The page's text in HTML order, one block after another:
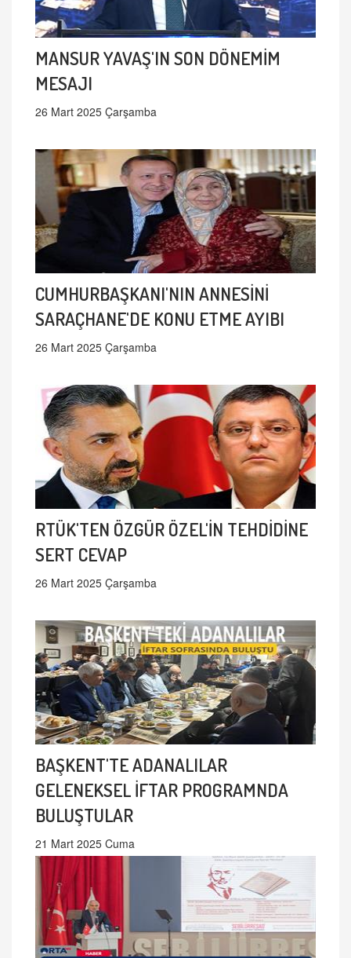
MANSUR YAVAŞ'IN SON DÖNEMİM
MESAJI
26 Mart 2025 Çarşamba
CUMHURBAŞKANI'NIN ANNESİNİ
SARAÇHANE'DE KONU ETME AYIBI
26 Mart 2025 Çarşamba
RTÜK'TEN ÖZGÜR ÖZEL'İN TEHDİDİNE
SERT CEVAP
26 Mart 2025 Çarşamba
BAŞKENT'TE ADANALILAR
GELENEKSEL İFTAR PROGRAMNDA
BULUŞTULAR
21 Mart 2025 Cuma